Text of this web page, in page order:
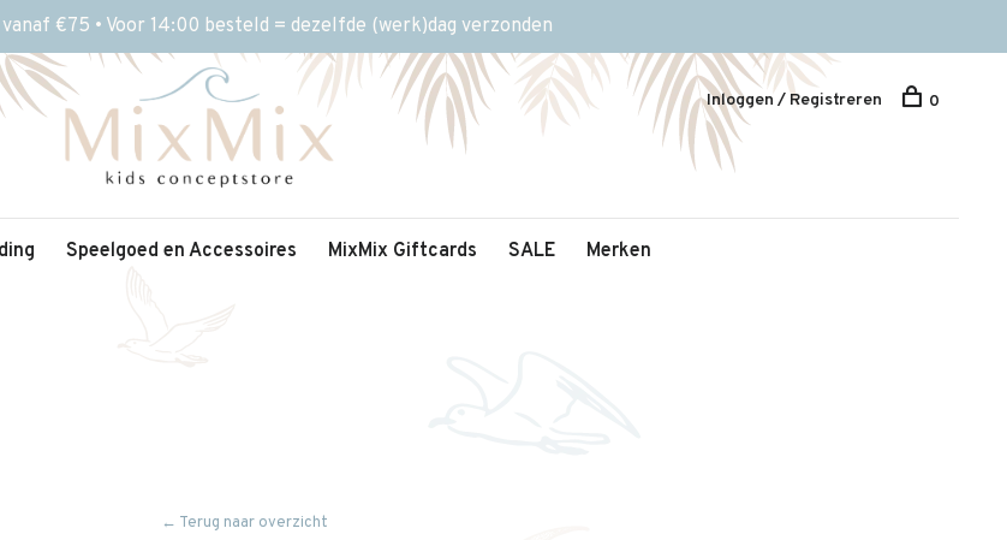
€75 • Voor 14:00 besteld = dezelfde (werk)dag verzonden
Speelgoed en Accessoires MixMix Giftcards SALE Merken
Inloggen / Registreren 0
← Terug naar overzicht